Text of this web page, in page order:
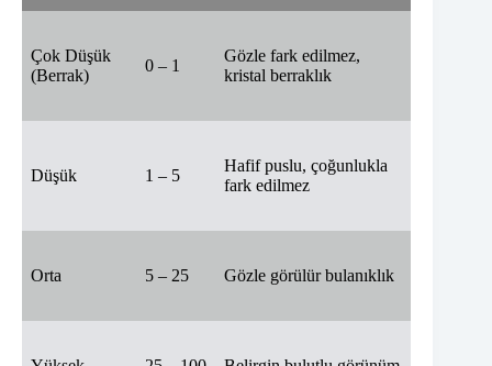
Çok Düşük
(Berrak)
0 – 1
Gözle fark edilmez,
kristal berraklık
Düşük 1 – 5
Hafif puslu, çoğunlukla
fark edilmez
Orta 5 – 25 Gözle görülür bulanıklık